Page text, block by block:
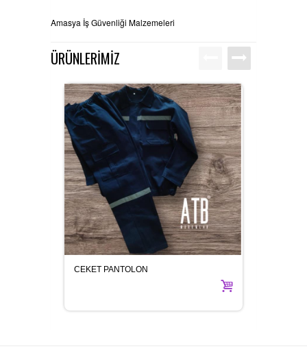
Amasya İş Güvenliği Malzemeleri
ÜRÜNLERİMİZ
CEKET PANTOLON